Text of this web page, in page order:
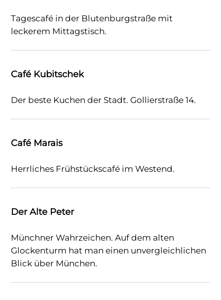
Tagescafé in der Blutenburgstraße mit
leckerem Mittagstisch.
Café Kubitschek
Der beste Kuchen der Stadt. Gollierstraße 14.
Café Marais
Herrliches Frühstückscafé im Westend.
Der Alte Peter
Münchner Wahrzeichen. Auf dem alten
Glockenturm hat man einen unvergleichlichen
Blick über München.